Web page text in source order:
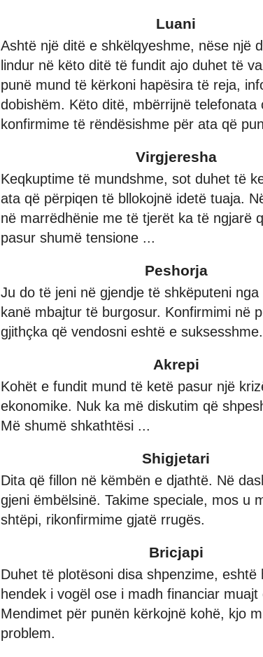
Luani
Ashtë një ditë e shkëlqyeshme, nëse një
lindur në këto ditë të fundit ajo duhet të
punë mund të kërkoni hapësira të reja,
dobishëm. Këto ditë, mbërrijnë telefonata
konfirmime të rëndësishme për ata që
Virgjeresha
Keqkuptime të mundshme, sot duhet të
ata që përpiqen të bllokojnë idetë tuaja.
në marrëdhënie me të tjerët ka të ngjarë
pasur shumë tensione ...
Peshorja
Ju do të jeni në gjendje të shkëputeni
kanë mbajtur të burgosur. Konfirmimi në
gjithçka që vendosni eshtë e suksesshme.
Akrepi
Kohët e fundit mund të ketë pasur një
ekonomike. Nuk ka më diskutim që
Më shumë shkathtësi ...
Shigjetari
Dita që fillon në këmbën e djathtë. Në
gjeni ëmbëlsinë. Takime speciale, mos u
shtëpi, rikonfirmime gjatë rrugës.
Bricjapi
Duhet të plotësoni disa shpenzime, eshtë
hendek i vogël ose i madh financiar muajt
Mendimet për punën kërkojnë kohë, kjo
problem.